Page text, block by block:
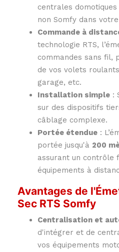
centrales domotiques
non Somfy dans
Commande à
technologie RTS,
commandes sans fil,
de vos volets
garage, etc.
Installation simple :
sur des dispositifs
câblage complexe.
Portée étendue :
portée jusqu'à 200
assurant un contrôle
équipements à
Avantages de
Sec RTS Somfy
Centralisation et
d'intégrer et de
vos équipements